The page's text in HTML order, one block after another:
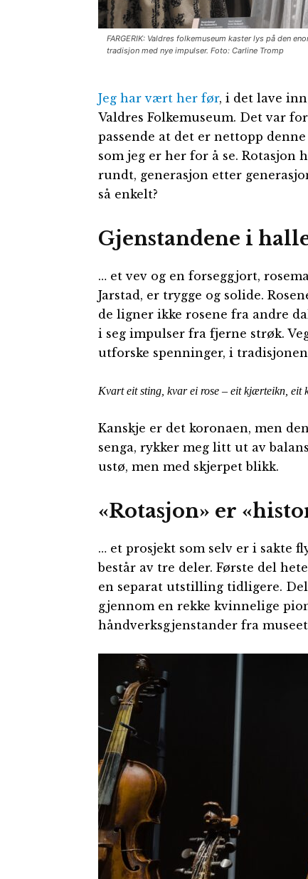
FARGERIK: Valdres folkemuseum kaster lys på den
tradisjon med nye impulser. Foto: Carline Tromp
Jeg har vært her før, i det lave
Valdres Folkemuseum. Det var
passende at det er nettopp
som jeg er her for å se.
rundt, generasjon etter
så enkelt?
Gjenstandene i
… et vev og en forseggjort,
Jarstad, er trygge og solide.
de ligner ikke rosene fra andre
i seg impulser fra fjerne strøk.
utforske spenninger, i tradisjonen
Kvart eit sting, kvar ei rose – eit kjærteikn, eit
Kanskje er det koronaen, men
senga, rykker meg litt ut av
ustø, men med skjerpet blikk.
«Rotasjon» er
… et prosjekt som selv er i sakte
består av tre deler. Første del
en separat utstilling tidligere. Del
gjennom en rekke kvinnelige
håndverksgjenstander fra